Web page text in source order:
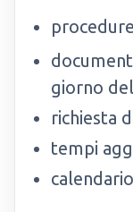
giorno
richiesta
tempi